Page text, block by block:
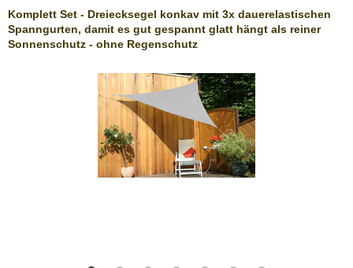
Komplett Set - Dreiecksegel konkav mit 3x dauerelastischen
Spanngurten, damit es gut gespannt glatt hängt als reiner
Sonnenschutz - ohne Regenschutz